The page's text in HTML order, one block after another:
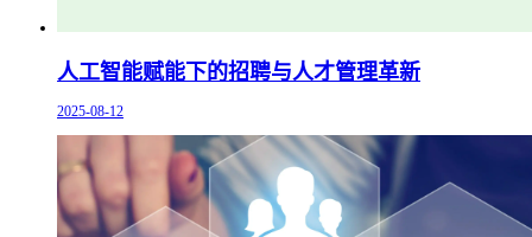
人工智能赋能下的招聘与人才管理革新
2025-08-12